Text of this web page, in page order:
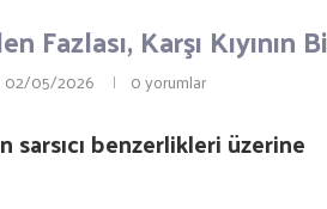
Karşı Kıyının
02/05/2026 0 yorumlar
benzerlikleri üzerine